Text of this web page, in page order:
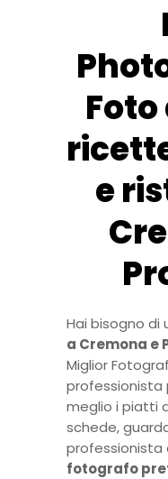
e
Hai bisogno di
a Cremona e
Miglior
meglio i piatti
schede,
professionista
fotografo